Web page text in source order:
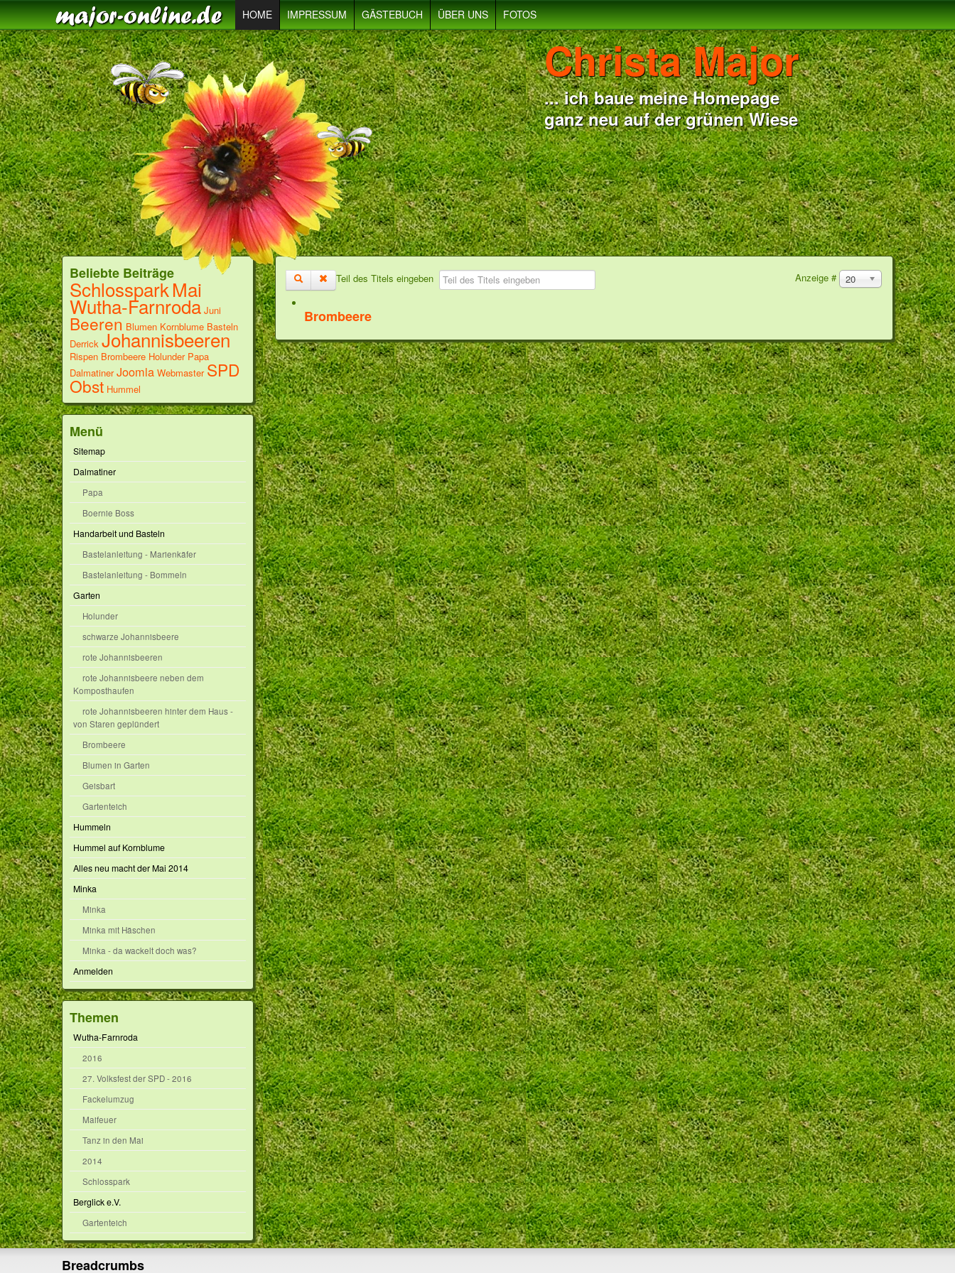
HOME IMPRESSUM GÄSTEBUCH ÜBER UNS FOTOS
Christa Major
... ich baue meine Homepage
ganz neu auf der grünen Wiese
Beliebte Beiträge
SchlossparkMai
Wutha-Farnroda Juni
Beeren Blumen Kornblume Basteln
Derrick Johannisbeeren
Rispen Brombeere Holunder Papa
Dalmatiner Joomla Webmaster SPD
Obst Hummel
Menü
Sitemap
Dalmatiner
Papa
Boernie Boss
Handarbeit und Basteln
Bastelanleitung - Marienkäfer
Bastelanleitung - Bommeln
Garten
Holunder
schwarze Johannisbeere
rote Johannisbeeren
rote Johannisbeere neben dem
Komposthaufen
rote Johannisbeeren hinter dem Haus -
von Staren geplündert
Brombeere
Blumen in Garten
Geisbart
Gartenteich
Hummeln
Hummel auf Kornblume
Alles neu macht der Mai 2014
Minka
Minka
Minka mit Häschen
Minka - da wackelt doch was?
Anmelden
Themen
Wutha-Farnroda
2016
27. Volksfest der SPD - 2016
Fackelumzug
Maifeuer
Tanz in den Mai
2014
Schlosspark
Berglick e.V.
Gartenteich
Teil des Titels eingeben Anzeige # 20
Brombeere
Breadcrumbs